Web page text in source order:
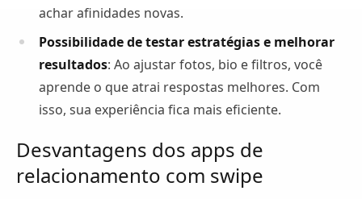
achar afinidades novas.
Possibilidade de testar estratégias e melhorar
resultados: Ao ajustar fotos, bio e filtros, você
aprende o que atrai respostas melhores. Com
isso, sua experiência fica mais eficiente.
Desvantagens dos apps de
relacionamento com swipe